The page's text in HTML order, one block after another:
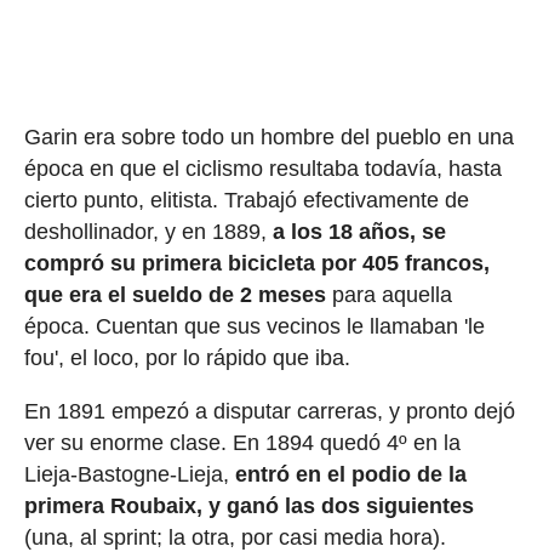
Garin era sobre todo un hombre del pueblo en una
época en que el ciclismo resultaba todavía, hasta
cierto punto, elitista. Trabajó efectivamente de
deshollinador, y en 1889, a los 18 años, se
compró su primera bicicleta por 405 francos,
que era el sueldo de 2 mesespara aquella
época. Cuentan que sus vecinos le llamaban 'le
fou', el loco, por lo rápido que iba.
En 1891 empezó a disputar carreras, y pronto dejó
ver su enorme clase. En 1894 quedó 4º en la
Lieja-Bastogne-Lieja, entró en el podio de la
primera Roubaix, y ganó las dos siguientes
(una, al sprint; la otra, por casi media hora).